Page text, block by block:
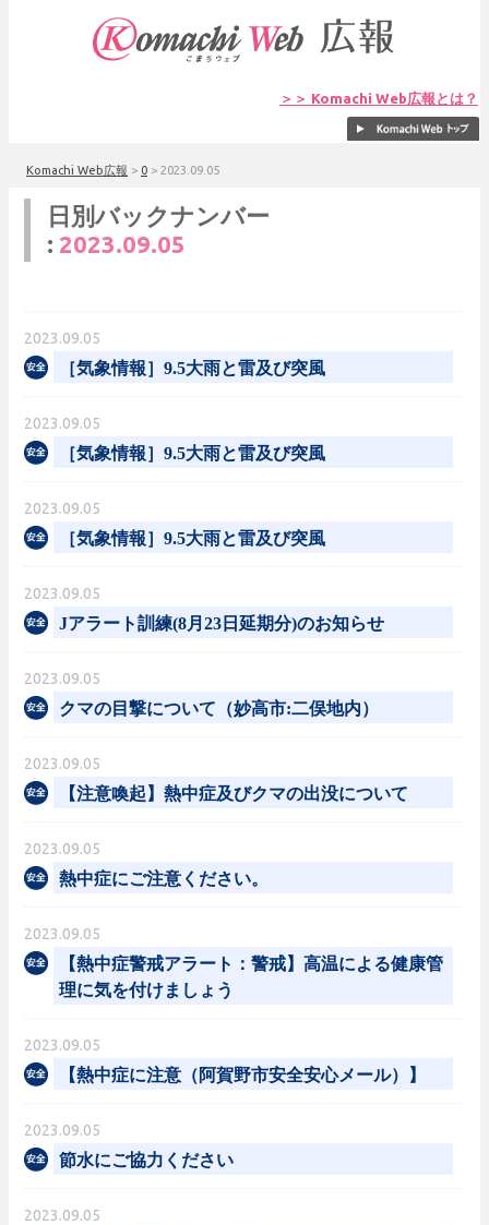
＞＞ Komachi Web広報とは？
Komachi Web広報 > 0 > 2023.09.05
日別バックナンバー
: 2023.09.05
2023.09.05
［気象情報］9.5大雨と雷及び突風
2023.09.05
［気象情報］9.5大雨と雷及び突風
2023.09.05
［気象情報］9.5大雨と雷及び突風
2023.09.05
Jアラート訓練(8月23日延期分)のお知らせ
2023.09.05
クマの目撃について（妙高市:二俣地内）
2023.09.05
【注意喚起】熱中症及びクマの出没について
2023.09.05
熱中症にご注意ください。
2023.09.05
【熱中症警戒アラート：警戒】高温による健康管
理に気を付けましょう
2023.09.05
【熱中症に注意（阿賀野市安全安心メール）】
2023.09.05
節水にご協力ください
2023.09.05